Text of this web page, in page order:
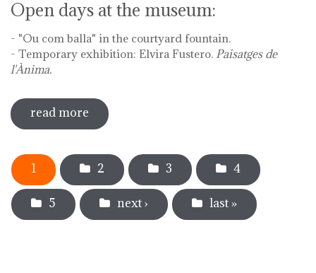
Open days at the museum:
- "Ou com balla" in the courtyard fountain.
- Temporary exhibition: Elvira Fustero. Paisatges de
l'Ànima.
read more sobre diada de la flor - l'ou com balla a
la font
Pages
1 2 3 4
5 next › last »